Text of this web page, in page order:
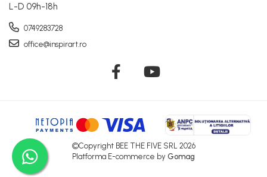
L-D 09h-18h
0749283728
office@inspirart.ro
©Copyright BEE THE FIVE SRL 2026
Platforma E-commerce by Gomag